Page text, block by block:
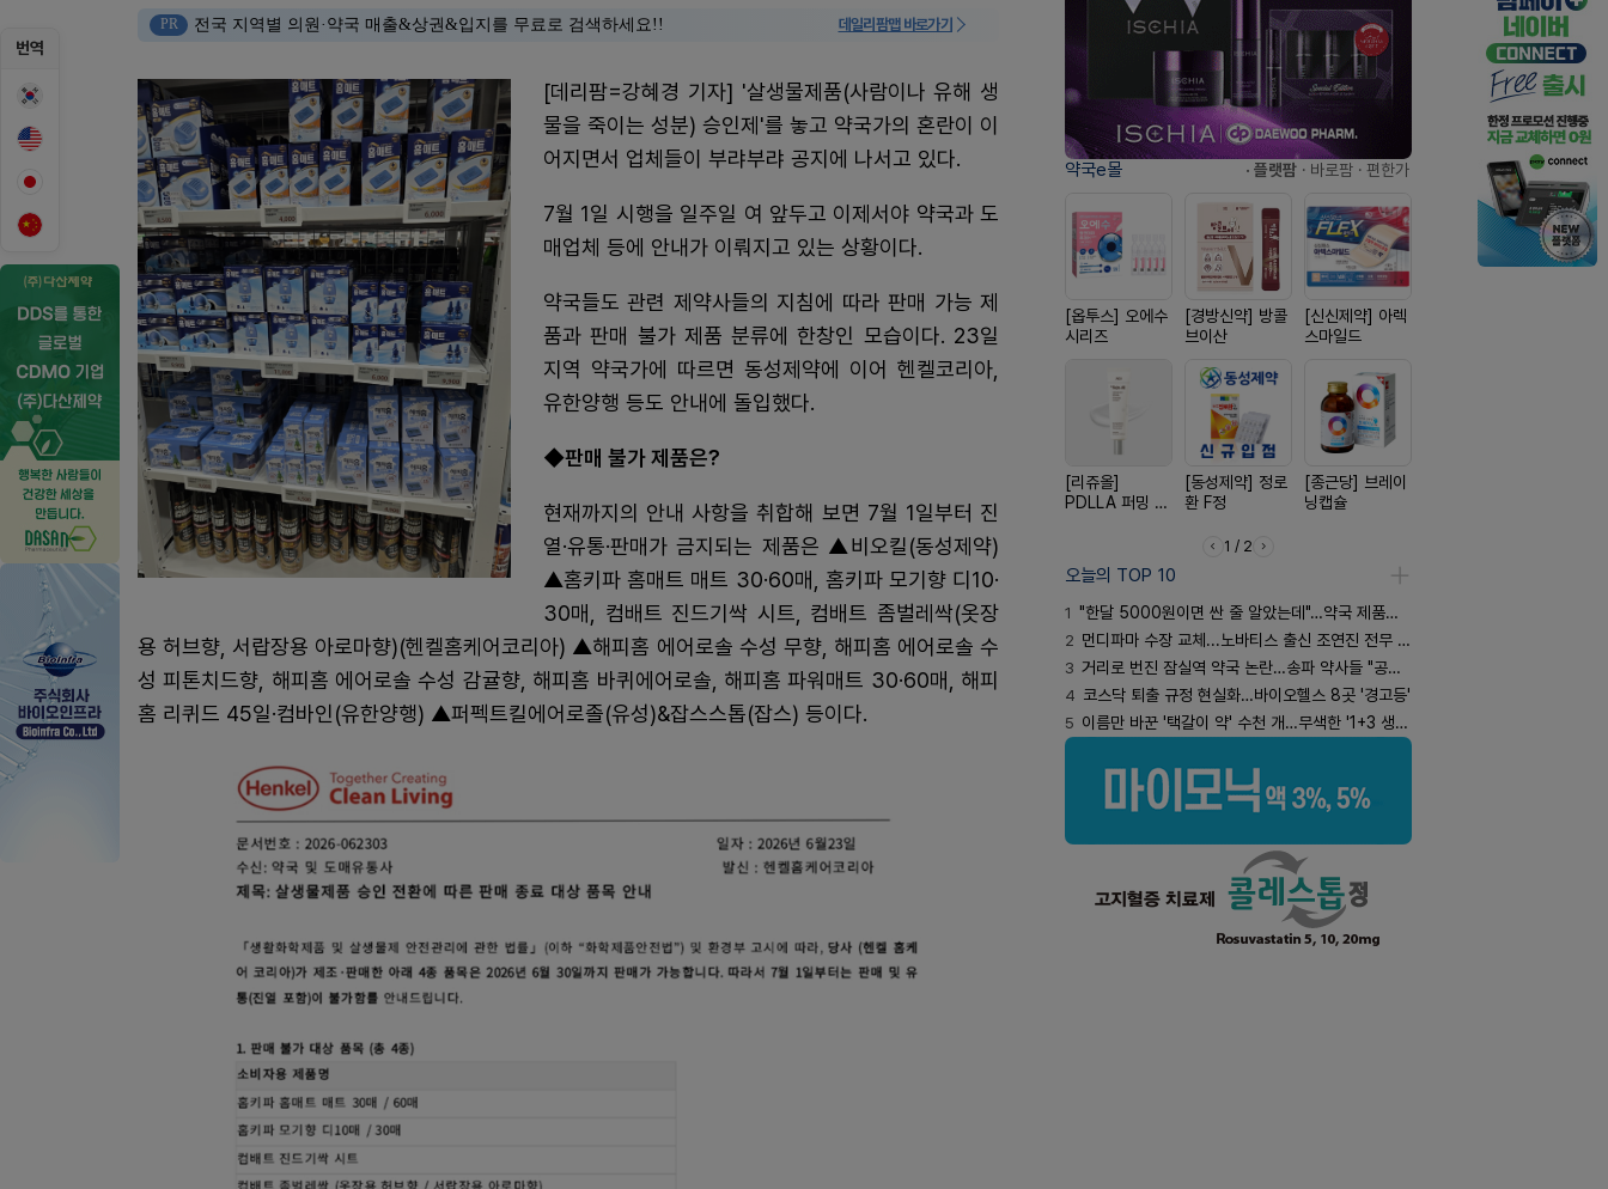
번역
PR 전국 지역별 의원·약국 매출&상권&입지를 무료로 검색하세요!! 데일리팜맵 바로가기
[데리팜=강혜경 기자] '살생물제품(사람이나 유해 생
물을 죽이는 성분) 승인제'를 놓고 약국가의 혼란이 이
어지면서 업체들이 부랴부랴 공지에 나서고 있다.
7월 1일 시행을 일주일 여 앞두고 이제서야 약국과 도
매업체 등에 안내가 이뤄지고 있는 상황이다.
약국들도 관련 제약사들의 지침에 따라 판매 가능 제
품과 판매 불가 제품 분류에 한창인 모습이다. 23일
지역 약국가에 따르면 동성제약에 이어 헨켈코리아,
유한양행 등도 안내에 돌입했다.
◆판매 불가 제품은?
현재까지의 안내 사항을 취합해 보면 7월 1일부터 진
열·유통·판매가 금지되는 제품은 ▲비오킬(동성제약)
▲홈키파 홈매트 매트 30·60매, 홈키파 모기향 디10·
30매, 컴배트 진드기싹 시트, 컴배트 좀벌레싹(옷장
용 허브향, 서랍장용 아로마향)(헨켈홈케어코리아) ▲해피홈 에어로솔 수성 무향, 해피홈 에어로솔 수
성 피톤치드향, 해피홈 에어로솔 수성 감귤향, 해피홈 바퀴에어로솔, 해피홈 파워매트 30·60매, 해피
홈 리퀴드 45일·컴바인(유한양행) ▲퍼펙트킬에어로졸(유성)&잡스스톱(잡스) 등이다.
약국e몰 · 플랫팜 · 바로팜 · 편한가
[옵투스] 오에수
시리즈
[경방신약] 방콜
브이산
[신신제약] 아렉
스마일드
[리쥬올]
PDLLA 퍼밍 크
[동성제약] 정로
환 F정
[종근당] 브레이
닝캡슐
1 / 2
오늘의 TOP 10
1 "한달 5000원이면 싼 줄 알았는데"…약국 제품과 비교해보니
2 먼디파마 수장 교체...노바티스 출신 조연진 전무 내정
3 거리로 번진 잠실역 약국 논란…송파 약사들 "공공성 훼손"
4 코스닥 퇴출 규정 현실화…바이오헬스 8곳 '경고등'
5 이름만 바꾼 '택갈이 약' 수천 개…무색한 '1+3 생동'